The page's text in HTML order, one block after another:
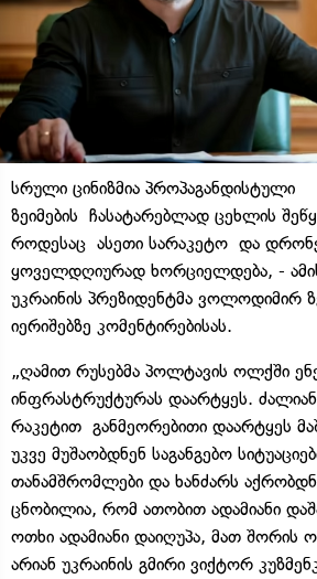
სრული ცინიზმია პროპაგანდისტული
ზეიმების ჩასატარებლად ცეხლის
როდესაც ასეთი სარაკეტო და
ყოველდღიურად ხორციელდება, -
უკრაინის პრეზიდენტმა ვოლოდიმირ
იერიშებზე კომენტირებისას.
„ღამით რუსებმა პოლტავის ოლქში
ინფრასტრუქტურას დაარტყეს.
რაკეტით განმეორებითი დაარტყეს
უკვე მუშაობდნენ საგანგებო
თანამშრომლები და ხანძარს
ცნობილია, რომ ათობით ადამიანი
ოთხი ადამიანი დაიღუპა, მათ შორის
არიან უკრაინის გმირი ვიქტორ